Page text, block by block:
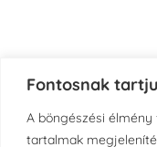
Fontosnak
A böngészési
tartalmak